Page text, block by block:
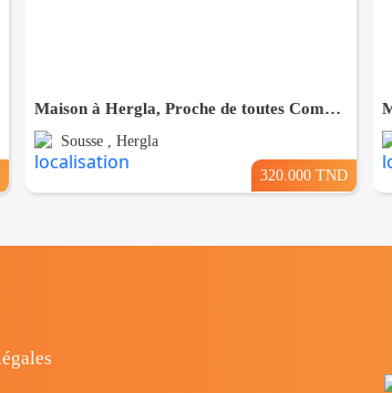
Maison à Hergla, Proche de toutes Commodités
Sousse , Hergla
320.000 TND